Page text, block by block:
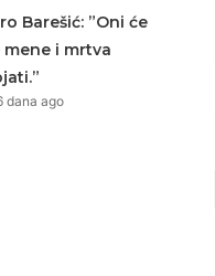
Barešić: ”Oni će
mene i mrtva
dana ago